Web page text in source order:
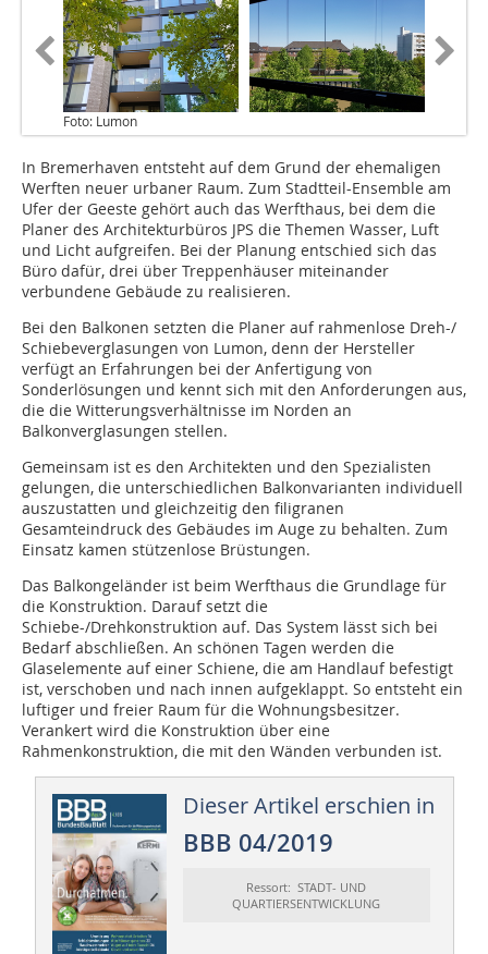
Foto: Lumon
In Bremerhaven entsteht auf dem Grund der ehemaligen
Werften neuer urbaner Raum. Zum Stadtteil-Ensemble am
Ufer der Geeste gehört auch das Werfthaus, bei dem die
Planer des Architekturbüros JPS die Themen Wasser, Luft
und Licht aufgreifen. Bei der Planung entschied sich das
Büro dafür, drei über Treppenhäuser miteinander
verbundene Gebäude zu realisieren.
Bei den Balkonen setzten die Planer auf rahmenlose Dreh-/
Schiebeverglasungen von Lumon, denn der Hersteller
verfügt an Erfahrungen bei der Anfertigung von
Sonderlösungen und kennt sich mit den Anforderungen aus,
die die Witterungsverhältnisse im Norden an
Balkonverglasungen stellen.
Gemeinsam ist es den Architekten und den Spezialisten
gelungen, die unterschiedlichen Balkonvarianten individuell
auszustatten und gleichzeitig den filigranen
Gesamteindruck des Gebäudes im Auge zu behalten. Zum
Einsatz kamen stützenlose Brüstungen.
Das Balkongeländer ist beim Werfthaus die Grundlage für
die Konstruktion. Darauf setzt die
Schiebe-/Drehkonstruktion auf. Das System lässt sich bei
Bedarf abschließen. An schönen Tagen werden die
Glaselemente auf einer Schiene, die am Handlauf befestigt
ist, verschoben und nach innen aufgeklappt. So entsteht ein
luftiger und freier Raum für die Wohnungsbesitzer.
Verankert wird die Konstruktion über eine
Rahmenkonstruktion, die mit den Wänden verbunden ist.
Dieser Artikel erschien in
BBB 04/2019
Ressort: STADT- UND
QUARTIERSENTWICKLUNG